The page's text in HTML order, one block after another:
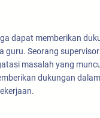
dapat memberikan
guru. Seorang
masalah yang
dukungan